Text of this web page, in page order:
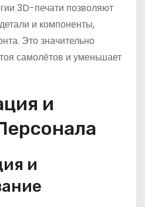
3D-печати позволяют
и компоненты,
Это значительно
самолётов и уменьшает
и
и